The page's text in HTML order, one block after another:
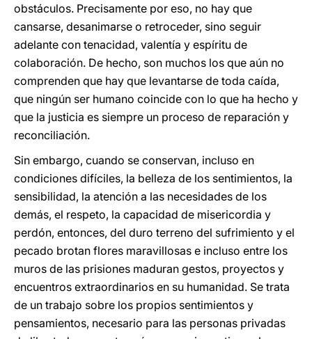
obstáculos. Precisamente por eso, no hay que
cansarse, desanimarse o retroceder, sino seguir
adelante con tenacidad, valentía y espíritu de
colaboración. De hecho, son muchos los que aún no
comprenden que hay que levantarse de toda caída,
que ningún ser humano coincide con lo que ha hecho y
que la justicia es siempre un proceso de reparación y
reconciliación.
Sin embargo, cuando se conservan, incluso en
condiciones difíciles, la belleza de los sentimientos, la
sensibilidad, la atención a las necesidades de los
demás, el respeto, la capacidad de misericordia y
perdón, entonces, del duro terreno del sufrimiento y el
pecado brotan flores maravillosas e incluso entre los
muros de las prisiones maduran gestos, proyectos y
encuentros extraordinarios en su humanidad. Se trata
de un trabajo sobre los propios sentimientos y
pensamientos, necesario para las personas privadas